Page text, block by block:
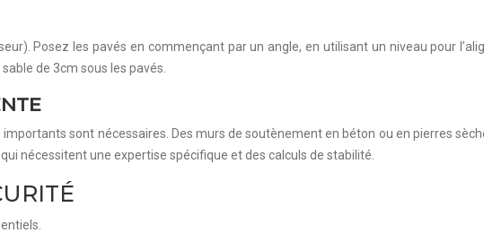
Posez les pavés en commençant par un angle, en utilisant un niveau pour
de 3cm sous les pavés.
sont nécessaires. Des murs de soutènement en béton ou en pierres
nécessitent une expertise spécifique et des calculs de stabilité.